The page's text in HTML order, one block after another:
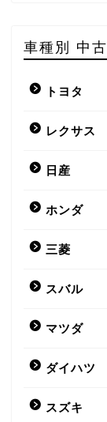
車種別 中
トヨタ
レクサス
日産
ホンダ
三菱
スバル
マツダ
ダイハツ
スズキ